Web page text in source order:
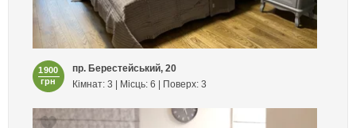
1900
грн
пр. Берестейський, 20
Кімнат: 3 | Місць: 6 | Поверх: 3